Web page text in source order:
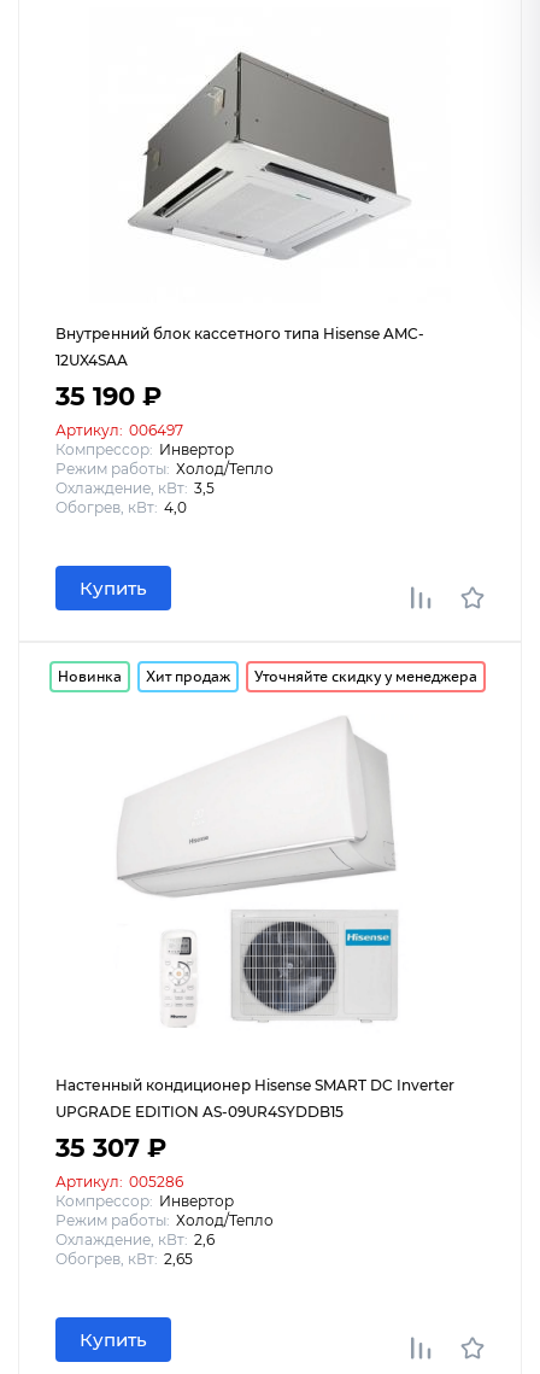
Внутренний блок кассетного типа Hisense AMC-
12UX4SAA
35 190 ₽
Артикул: 006497
Компрессор: Инвертор
Режим работы: Холод/Тепло
Охлаждение, кВт: 3,5
Обогрев, кВт: 4,0
Купить
Новинка Хит продаж Уточняйте скидку у менеджера
Настенный кондиционер Hisense SMART DC Inverter
UPGRADE EDITION AS-09UR4SYDDB15
35 307 ₽
Артикул: 005286
Компрессор: Инвертор
Режим работы: Холод/Тепло
Охлаждение, кВт: 2,6
Обогрев, кВт: 2,65
Купить